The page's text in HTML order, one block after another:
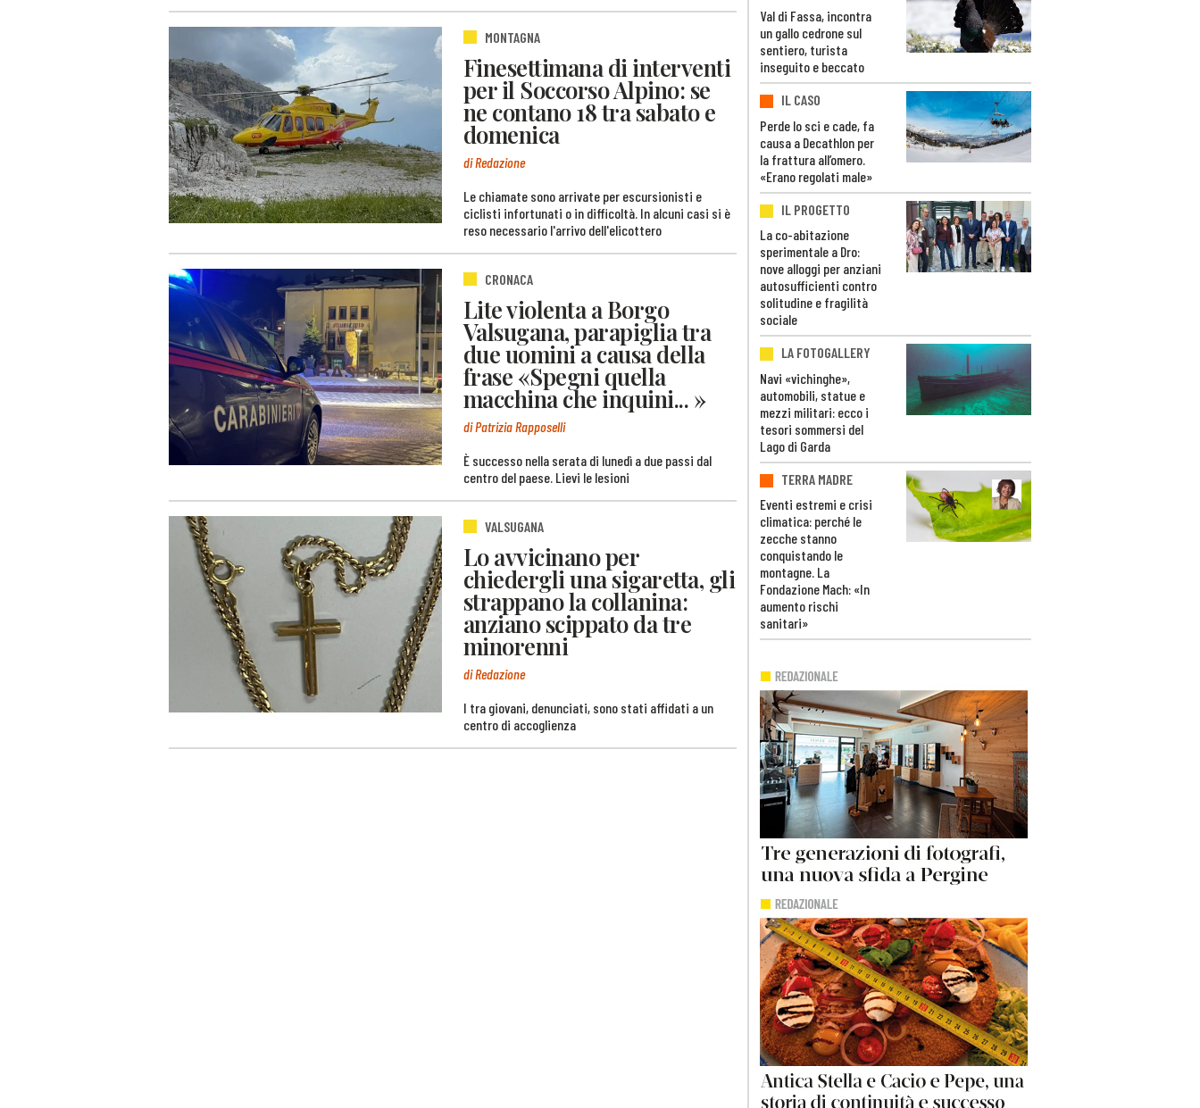
MONTAGNA
Finesettimana di interventi
per il Soccorso Alpino: se
ne contano 18 tra sabato e
domenica
di Redazione
Le chiamate sono arrivate per escursionisti e
ciclisti infortunati o in difficoltà. In alcuni casi si è
reso necessario l'arrivo dell'elicottero
CRONACA
Lite violenta a Borgo
Valsugana, parapiglia tra
due uomini a causa della
frase «Spegni quella
macchina che inquini... »
di Patrizia Rapposelli
È successo nella serata di lunedì a due passi dal
centro del paese. Lievi le lesioni
VALSUGANA
Lo avvicinano per
chiedergli una sigaretta, gli
strappano la collanina:
anziano scippato da tre
minorenni
di Redazione
I tra giovani, denunciati, sono stati affidati a un
centro di accoglienza
Val di Fassa, incontra
un gallo cedrone sul
sentiero, turista
inseguito e beccato
IL CASO
Perde lo sci e cade, fa
causa a Decathlon per
la frattura all’omero.
«Erano regolati male»
IL PROGETTO
La co-abitazione
sperimentale a Dro:
nove alloggi per anziani
autosufficienti contro
solitudine e fragilità
sociale
LA FOTOGALLERY
Navi «vichinghe»,
automobili, statue e
mezzi militari: ecco i
tesori sommersi del
Lago di Garda
TERRA MADRE
Eventi estremi e crisi
climatica: perché le
zecche stanno
conquistando le
montagne. La
Fondazione Mach: «In
aumento rischi
sanitari»